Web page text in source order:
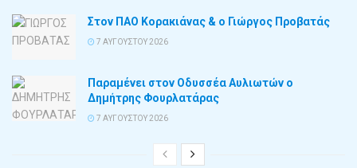
Στον ΠΑΟ Κορακιάνας & ο Γιώργος Προβατάς
7 ΑΥΓΟΎΣΤΟΥ 2026
Παραμένει στον Οδυσσέα Αυλιωτών ο
Δημήτρης Φουρλατάρας
7 ΑΥΓΟΎΣΤΟΥ 2026